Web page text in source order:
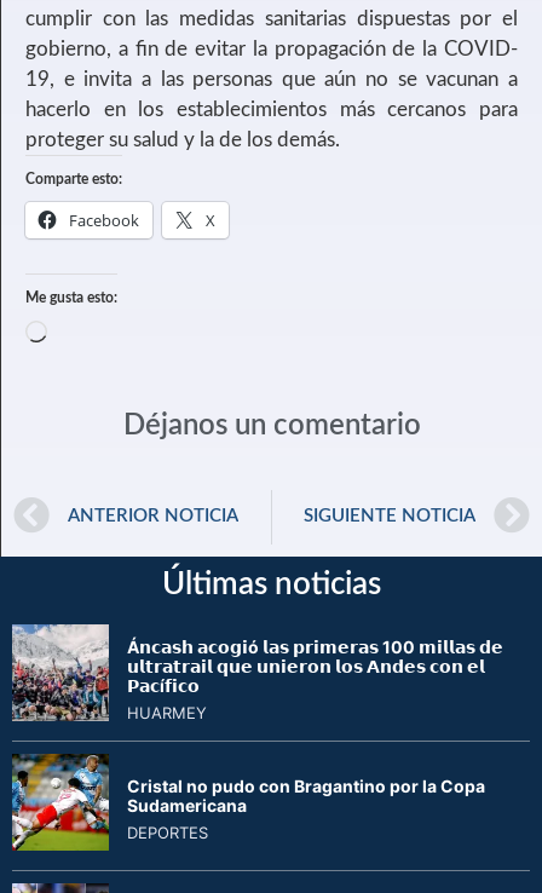
cumplir con las medidas sanitarias dispuestas por el
gobierno, a fin de evitar la propagación de la COVID-
19, e invita a las personas que aún no se vacunan a
hacerlo en los establecimientos más cercanos para
proteger su salud y la de los demás.
Comparte esto:
Facebook X
Me gusta esto:
Déjanos un comentario
ANTERIOR NOTICIA SIGUIENTE NOTICIA
Últimas noticias
Á𝗻𝗰𝗮𝘀𝗵 𝗮𝗰𝗼𝗴𝗶ó 𝗹𝗮𝘀 𝗽𝗿𝗶𝗺𝗲𝗿𝗮𝘀 100 𝗺𝗶𝗹𝗹𝗮𝘀 𝗱𝗲
𝘂𝗹𝘁𝗿𝗮𝘁𝗿𝗮𝗶𝗹 𝗾𝘂𝗲 𝘂𝗻𝗶𝗲𝗿𝗼𝗻 𝗹𝗼𝘀 𝗔𝗻𝗱𝗲𝘀 𝗰𝗼𝗻 𝗲𝗹
𝗣𝗮𝗰í𝗳𝗶𝗰𝗼
HUARMEY
Cristal no pudo con Bragantino por la Copa
Sudamericana
DEPORTES